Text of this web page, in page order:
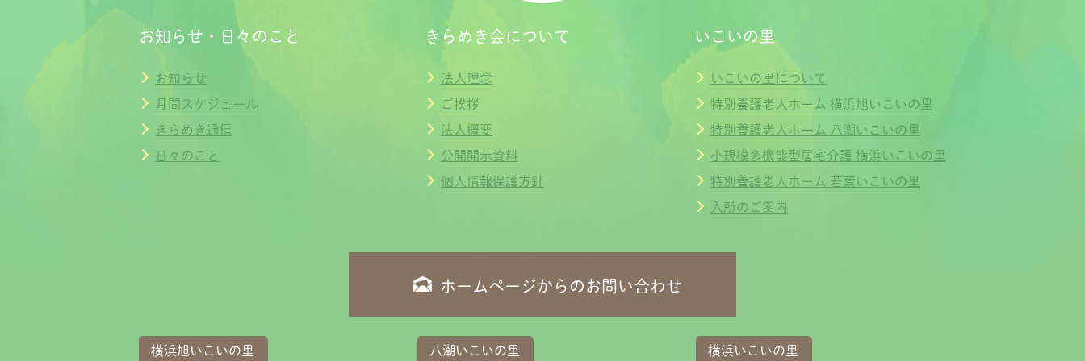
お知らせ・日々のこと
お知らせ
月間スケジュール
きらめき通信
日々のこと
きらめき会について
法人理念
ご挨拶
法人概要
公開開示資料
個人情報保護方針
いこいの里
いこいの里について
特別養護老人ホーム 横浜旭いこいの里
特別養護老人ホーム 八潮いこいの里
小規模多機能型居宅介護 横浜いこいの里
特別養護老人ホーム 若葉いこいの里
入所のご案内
ホームページからのお問い合わせ